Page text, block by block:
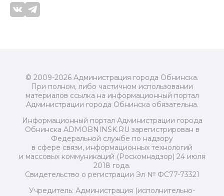
© 2009-2026 Администрация города Обнинска.
При полном, либо частичном использовании
материалов ссылка на информационный портал
Администрации города Обнинска обязательна.
Информационный портал Администрации города
Обнинска ADMOBNINSK.RU зарегистрирован в
Федеральной службе по надзору
в сфере связи, информационных технологий
и массовых коммуникаций (Роскомнадзор) 24 июля
2018 года.
Свидетельство о регистрации Эл № ФС77-73321
Учредитель: Администрация (исполнительно-